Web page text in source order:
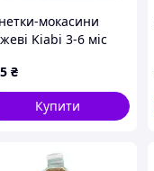
мокасини
Kiabi 3-6 міс
₴
Купити